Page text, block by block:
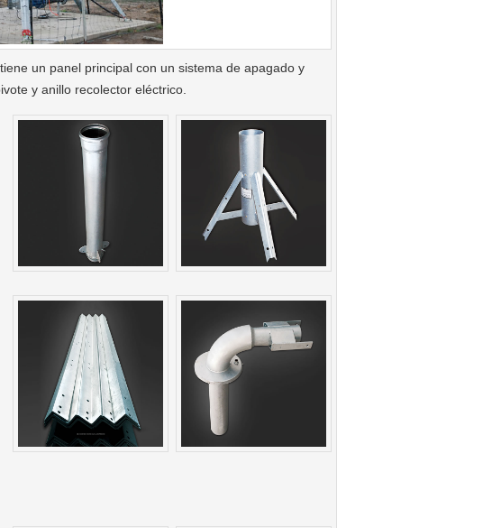
un panel principal con un sistema de apagado y
y anillo recolector eléctrico.